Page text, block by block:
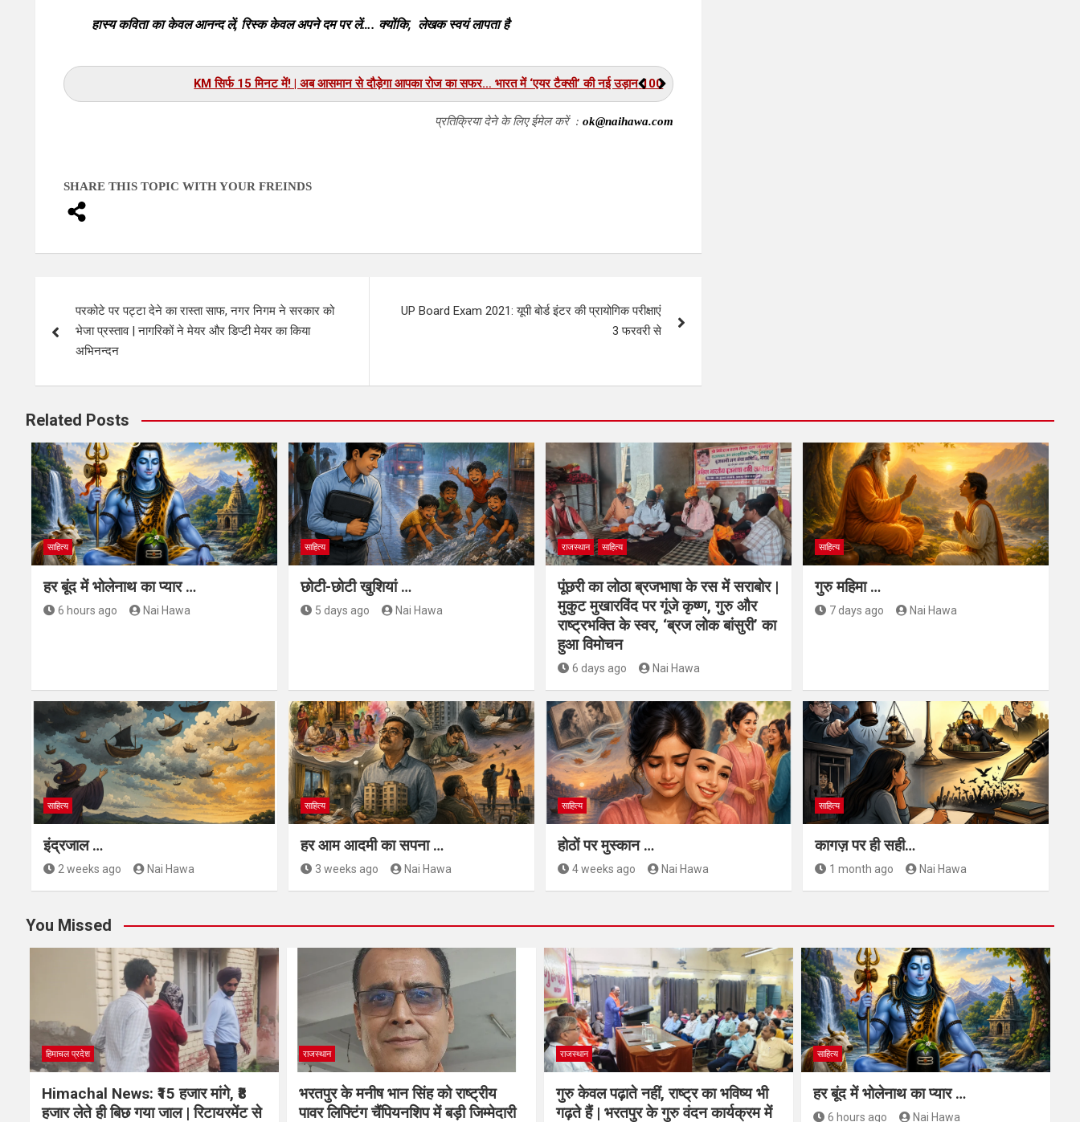
हास्य कविता का केवल आनन्द लें, रिस्क केवल अपने दम पर लें…. क्योंकि, लेखक स्वयं लापता है
भारत के वैज्ञानिकों की बड़ी खोज | नया मटेरियल ऊर्जा स्टोरेज और ग्रीन हाइड्रोजन को बना सकता है सस्ता व असरदार
प्रतिक्रिया देने के लिए ईमेल करें :ok@naihawa.com
SHARE THIS TOPIC WITH YOUR FREINDS
परकोटे पर पट्टा देने का रास्ता साफ, नगर निगम ने सरकार को
भेजा प्रस्ताव | नागरिकों ने मेयर और डिप्टी मेयर का किया
अभिनन्दन
UP Board Exam 2021: यूपी बोर्ड इंटर की प्रायोगिक परीक्षाएं
3 फरवरी से
Related Posts
साहित्य
हर बूंद में भोलेनाथ का प्यार …
6 hours ago Nai Hawa
साहित्य
छोटी-छोटी खुशियां …
5 days ago Nai Hawa
राजस्थान साहित्य
पूंछरी का लोठा ब्रजभाषा के रस में सराबोर |
मुकुट मुखारविंद पर गूंजे कृष्ण, गुरु और
राष्ट्रभक्ति के स्वर, ‘ब्रज लोक बांसुरी’ का
हुआ विमोचन
6 days ago Nai Hawa
साहित्य
गुरु महिमा …
7 days ago Nai Hawa
साहित्य
इंद्रजाल …
2 weeks ago Nai Hawa
साहित्य
हर आम आदमी का सपना …
3 weeks ago Nai Hawa
साहित्य
होठों पर मुस्कान …
4 weeks ago Nai Hawa
साहित्य
कागज़ पर ही सही…
1 month ago Nai Hawa
You Missed
हिमाचल प्रदेश
Himachal News: ₹15 हजार मांगे, ₹8
हजार लेते ही बिछ गया जाल | रिटायरमेंट से
राजस्थान
भरतपुर के मनीष भान सिंह को राष्ट्रीय
पावर लिफ्टिंग चैंपियनशिप में बड़ी जिम्मेदारी
राजस्थान
गुरु केवल पढ़ाते नहीं, राष्ट्र का भविष्य भी
गढ़ते हैं | भरतपुर के गुरु वंदन कार्यक्रम में
साहित्य
हर बूंद में भोलेनाथ का प्यार …
6 hours ago Nai Hawa